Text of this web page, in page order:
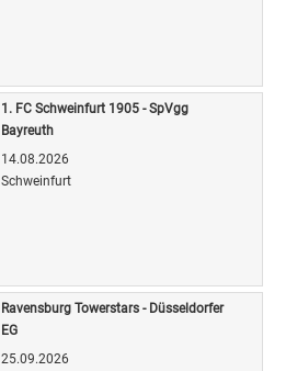
1. FC Schweinfurt 1905 - SpVgg
Bayreuth
14.08.2026
Schweinfurt
Ravensburg Towerstars - Düsseldorfer
EG
25.09.2026